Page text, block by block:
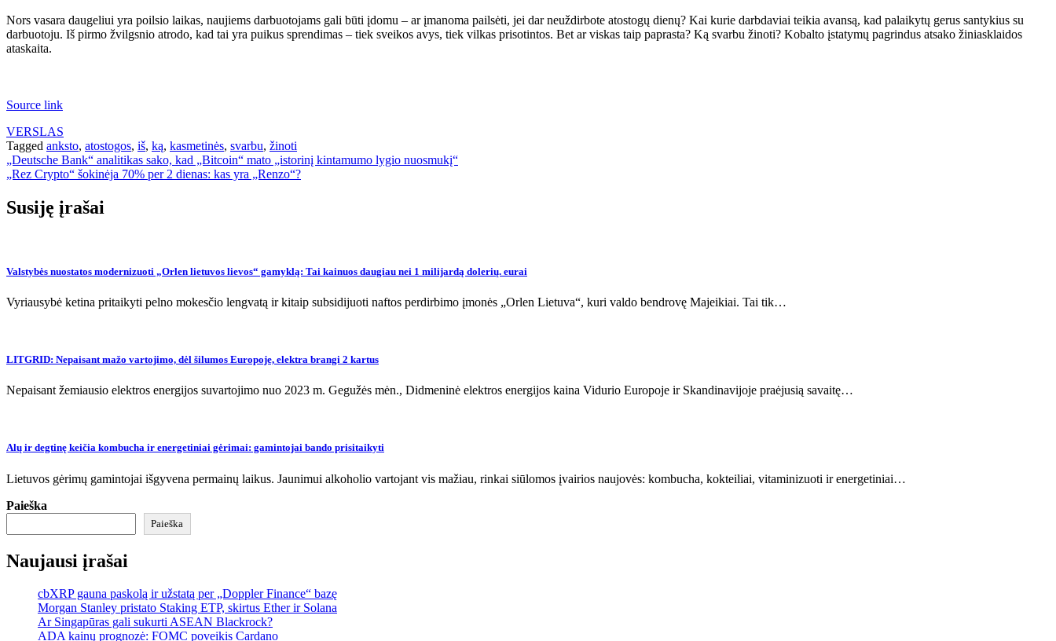
Nors vasara daugeliui yra poilsio laikas, naujiems darbuotojams gali būti įdomu – ar įmanoma pailsėti, jei dar neuždirbote atostogų dienų? Kai kurie darbdaviai teikia avansą, kad palaikytų gerus santykius su
darbuotoju. Iš pirmo žvilgsnio atrodo, kad tai yra puikus sprendimas – tiek sveikos avys, tiek vilkas prisotintos. Bet ar viskas taip paprasta? Ką svarbu žinoti? Kobalto įstatymų pagrindus atsako žiniasklaidos
ataskaita.
Source link
VERSLAS
Tagged anksto, atostogos, iš, ką, kasmetinės, svarbu, žinoti
Navigacija
tarp
įrašų
„Deutsche Bank“ analitikas sako, kad „Bitcoin“ mato „istorinį kintamumo lygio nuosmukį“
„Rez Crypto“ šokinėja 70% per 2 dienas: kas yra „Renzo“?
Susiję įrašai
Valstybės nuostatos modernizuoti „Orlen lietuvos lievos“ gamyklą: Tai kainuos daugiau nei 1 milijardą dolerių. eurai
Vyriausybė ketina pritaikyti pelno mokesčio lengvatą ir kitaip subsidijuoti naftos perdirbimo įmonės „Orlen Lietuva“, kuri valdo bendrovę Majeikiai. Tai tik…
LITGRID: Nepaisant mažo vartojimo, dėl šilumos Europoje, elektra brangi 2 kartus
Nepaisant žemiausio elektros energijos suvartojimo nuo 2023 m. Gegužės mėn., Didmeninė elektros energijos kaina Vidurio Europoje ir Skandinavijoje praėjusią savaitę…
Alų ir degtinę keičia kombucha ir energetiniai gėrimai: gamintojai bando prisitaikyti
Lietuvos gėrimų gamintojai išgyvena permainų laikus. Jaunimui alkoholio vartojant vis mažiau, rinkai siūlomos įvairios naujovės: kombucha, kokteiliai, vitaminizuoti ir energetiniai…
Paieška
Paieška
Naujausi įrašai
cbXRP gauna paskolą ir užstatą per „Doppler Finance“ bazę
Morgan Stanley pristato Staking ETP, skirtus Ether ir Solana
Ar Singapūras gali sukurti ASEAN Blackrock?
ADA kainų prognozė: FOMC poveikis Cardano